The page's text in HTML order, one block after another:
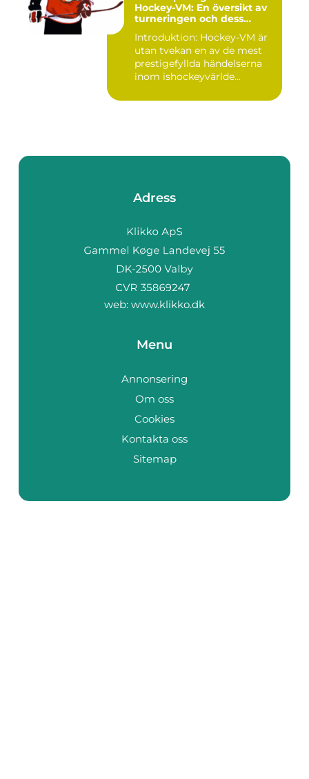
Hockey-VM: En översikt av
turneringen och dess
Introduktion: Hockey-VM är
utan tvekan en av de mest
prestigefyllda händelserna
inom ishockeyvärlde...
Adress
web: www.klikko.dk
Menu
Annonsering
Om oss
Cookies
Kontakta oss
Sitemap